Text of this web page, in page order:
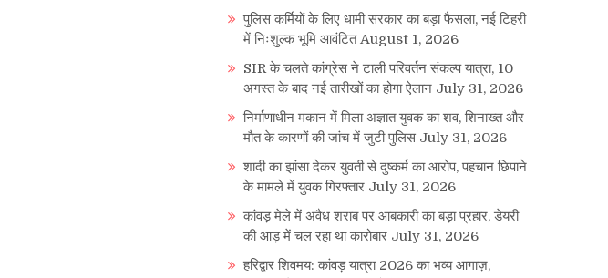
पुलिस कर्मियों के लिए धामी सरकार का बड़ा फैसला, नई टिहरी
में निःशुल्क भूमि आवंटित August 1, 2026
SIR के चलते कांग्रेस ने टाली परिवर्तन संकल्प यात्रा, 10
अगस्त के बाद नई तारीखों का होगा ऐलान July 31, 2026
निर्माणाधीन मकान में मिला अज्ञात युवक का शव, शिनाख्त और
मौत के कारणों की जांच में जुटी पुलिस July 31, 2026
शादी का झांसा देकर युवती से दुष्कर्म का आरोप, पहचान छिपाने
के मामले में युवक गिरफ्तार July 31, 2026
कांवड़ मेले में अवैध शराब पर आबकारी का बड़ा प्रहार, डेयरी
की आड़ में चल रहा था कारोबार July 31, 2026
हरिद्वार शिवमय: कांवड़ यात्रा 2026 का भव्य आगाज़,